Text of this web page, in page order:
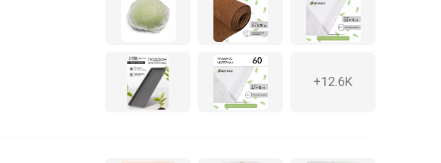
+12.6K